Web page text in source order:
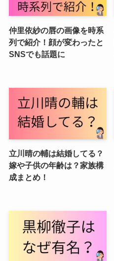
仲里依紗の唇の画像を時系
列で紹介！顔が変わったと
SNSでも話題に
立川晴の輔は結婚してる？
嫁や子供の年齢は？家族構
成まとめ！